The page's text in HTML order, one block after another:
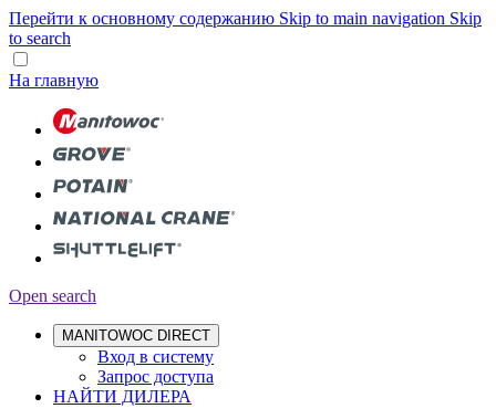
Перейти к основному содержанию Skip to main navigation Skip
to search
На главную
Open search
MANITOWOC DIRECT
Вход в систему
Запрос доступа
НАЙТИ ДИЛЕРА